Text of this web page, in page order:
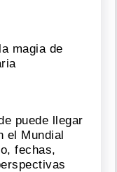
magia de
puede llegar
el Mundial
fechas,